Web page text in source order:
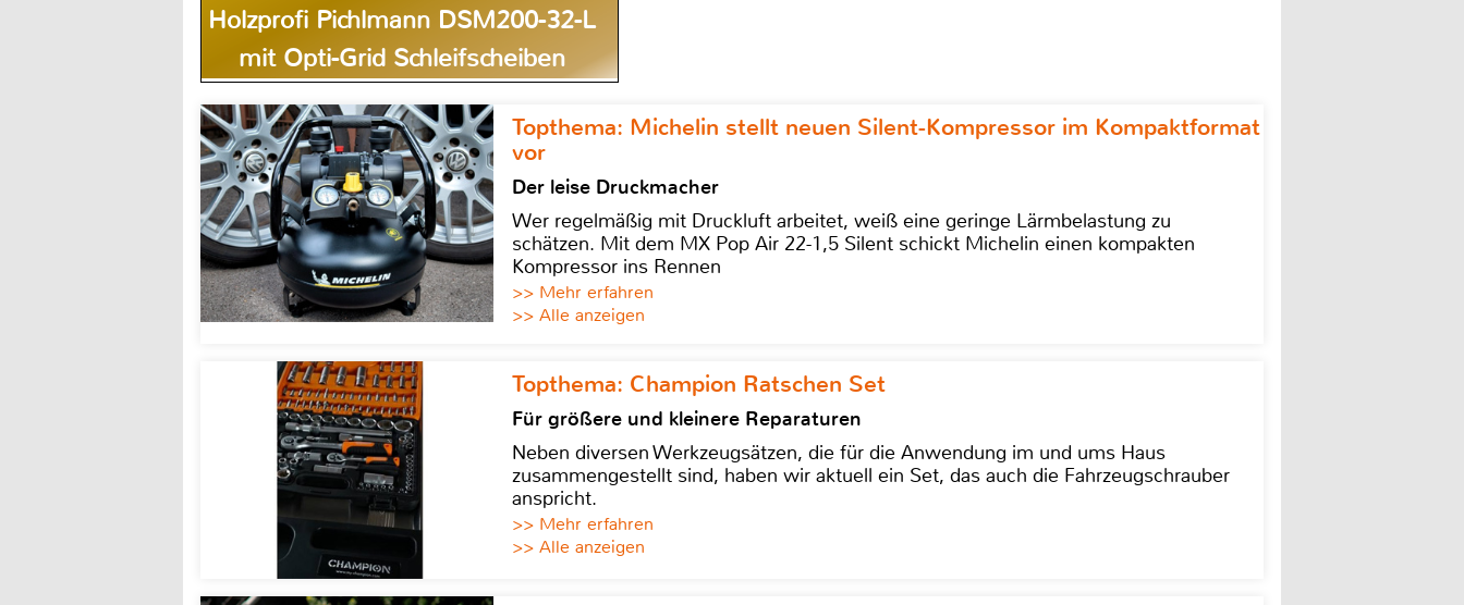
Holzprofi Pichlmann DSM200-32-L
mit Opti-Grid Schleifscheiben
Topthema: Michelin stellt neuen Silent-Kompressor im Kompaktformat
vor
Der leise Druckmacher
Wer regelmäßig mit Druckluft arbeitet, weiß eine geringe Lärmbelastung zu
schätzen. Mit dem MX Pop Air 22-1,5 Silent schickt Michelin einen kompakten
Kompressor ins Rennen
>> Mehr erfahren
>> Alle anzeigen
Topthema: Champion Ratschen Set
Für größere und kleinere Reparaturen
Neben diversen Werkzeugsätzen, die für die Anwendung im und ums Haus
zusammengestellt sind, haben wir aktuell ein Set, das auch die Fahrzeugschrauber
anspricht.
>> Mehr erfahren
>> Alle anzeigen